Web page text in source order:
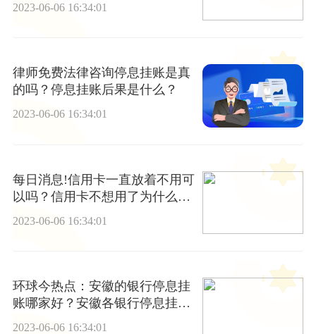
2023-06-06 16:34:01
律师免费法律咨询停息挂账是真
的吗？停息挂账后果是什么？
2023-06-06 16:34:01
每日消息!信用卡一直放着不用可
以吗？信用卡不想用了为什么不
2023-06-06 16:34:01
环球今热点：安徽的银行停息挂
账哪家好？安徽各银行停息挂账
2023-06-06 16:34:01